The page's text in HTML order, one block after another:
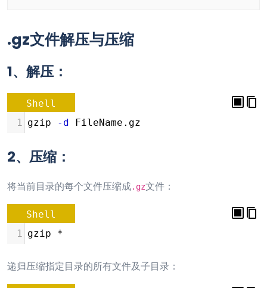
.gz文件解压与压缩
1、解压：
Shell
1 gzip -d FileName.gz
2、压缩：
将当前目录的每个文件压缩成.gz文件：
Shell
1 gzip *
递归压缩指定目录的所有文件及子目录：